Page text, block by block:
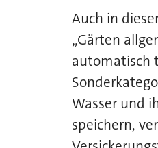
Auch in
„Gärten
automatisch
Wasser und
speichern,